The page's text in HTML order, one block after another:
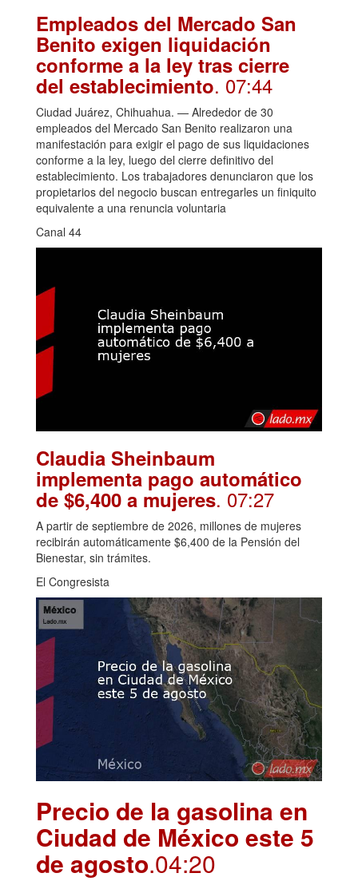
Empleados del Mercado San
Benito exigen liquidación
conforme a la ley tras cierre
del establecimiento. 07:44
Ciudad Juárez, Chihuahua. — Alrededor de 30
empleados del Mercado San Benito realizaron una
manifestación para exigir el pago de sus liquidaciones
conforme a la ley, luego del cierre definitivo del
establecimiento. Los trabajadores denunciaron que los
propietarios del negocio buscan entregarles un finiquito
equivalente a una renuncia voluntaria
Canal 44
Claudia Sheinbaum
implementa pago automático
de $6,400 a mujeres. 07:27
A partir de septiembre de 2026, millones de mujeres
recibirán automáticamente $6,400 de la Pensión del
Bienestar, sin trámites.
El Congresista
Precio de la gasolina en
Ciudad de México este 5
de agosto.04:20